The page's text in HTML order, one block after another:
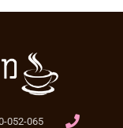
052-065